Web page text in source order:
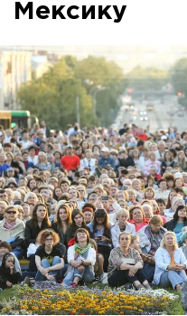
Мексику